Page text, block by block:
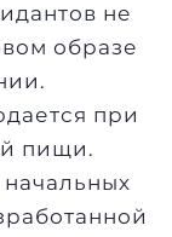
не
образе
при
пищи.